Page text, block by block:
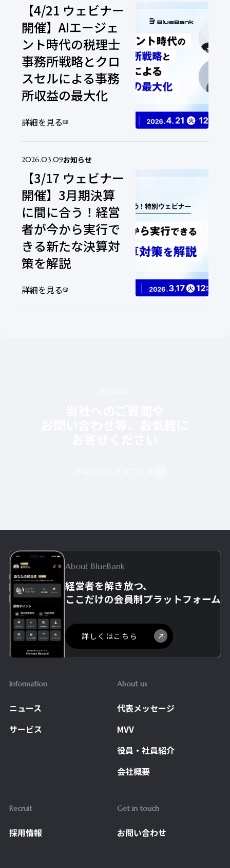
【4/21 ウェビナー
開催】AIエージェ
ント時代の税理士
事務所戦略とクロ
スセルによる事務
所収益の最大化
詳細を見る
2026.03.09お知らせ
【3/17 ウェビナー
開催】3月期決算
に間に合う！経営
者が今から実行で
きる新たな決算対
策を解説
詳細を見る
Information
ニュース
サービス
About us
代表メッセージ
MVV
役員・社員紹介
会社概要
Recruit
採用情報
Get in touch
お問い合わせ
About BlueBank
経営者を解き放つ、
ここだけの会員制プラットフォーム
詳しくはこちら